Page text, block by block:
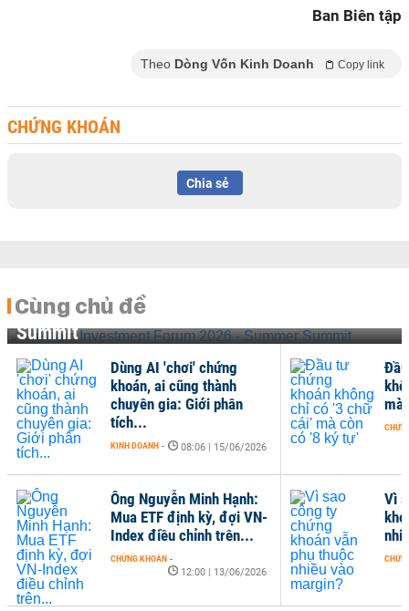
Ban Biên tập
Theo Dòng Vốn Kinh Doanh Copy link
CHỨNG KHOÁN
Chia sẻ
Cùng chủ đề
Vietnam Investment Forum 2026 - Summer
Summit
Vì
Dùng AI 'chơi' chứng
khoán, ai cũng thành
chuyên gia: Giới phân
tích...
KINH DOANH - 08:06 | 15/06/2026
Ông Nguyễn Minh Hạnh:
Mua ETF định kỳ, đợi VN-
Index điều chỉnh trên...
CHỨNG KHOÁN -
12:00 | 13/06/2026
mà